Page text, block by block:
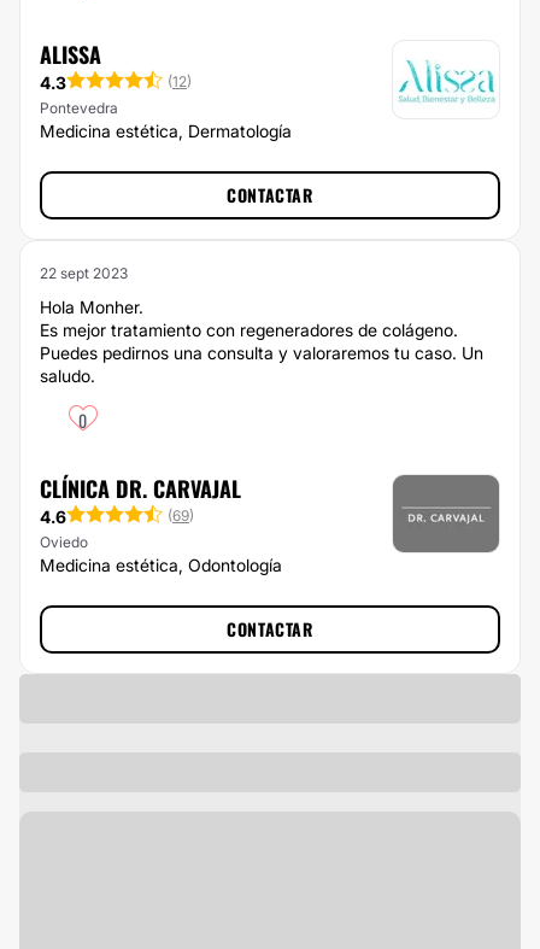
ALISSA
4.3 (12)
Pontevedra
Medicina estética, Dermatología
CONTACTAR
22 sept 2023
Hola Monher.
Es mejor tratamiento con regeneradores de colágeno.
Puedes pedirnos una consulta y valoraremos tu caso. Un
saludo.
0
CLÍNICA DR. CARVAJAL
4.6 (69)
Oviedo
Medicina estética, Odontología
CONTACTAR